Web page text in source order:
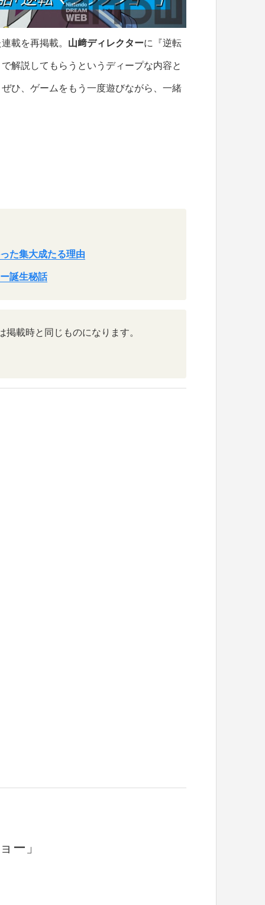
載を再掲載。 山﨑ディレクターに『逆転
解説してもらうというディープな内容と
ひ、ゲームをもう一度遊びながら、一緒
た集大成たる理由
誕生秘話
載時と同じものになります。
ー」